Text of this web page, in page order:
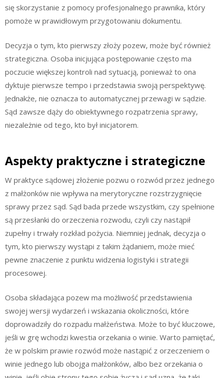
się skorzystanie z pomocy profesjonalnego prawnika, który
pomoże w prawidłowym przygotowaniu dokumentu.
Decyzja o tym, kto pierwszy złoży pozew, może być również
strategiczna. Osoba inicjująca postępowanie często ma
poczucie większej kontroli nad sytuacją, ponieważ to ona
dyktuje pierwsze tempo i przedstawia swoją perspektywę.
Jednakże, nie oznacza to automatycznej przewagi w sądzie.
Sąd zawsze dąży do obiektywnego rozpatrzenia sprawy,
niezależnie od tego, kto był inicjatorem.
Aspekty praktyczne i strategiczne
W praktyce sądowej złożenie pozwu o rozwód przez jednego
z małżonków nie wpływa na merytoryczne rozstrzygnięcie
sprawy przez sąd. Sąd bada przede wszystkim, czy spełnione
są przesłanki do orzeczenia rozwodu, czyli czy nastąpił
zupełny i trwały rozkład pożycia. Niemniej jednak, decyzja o
tym, kto pierwszy wystąpi z takim żądaniem, może mieć
pewne znaczenie z punktu widzenia logistyki i strategii
procesowej.
Osoba składająca pozew ma możliwość przedstawienia
swojej wersji wydarzeń i wskazania okoliczności, które
doprowadziły do rozpadu małżeństwa. Może to być kluczowe,
jeśli w grę wchodzi kwestia orzekania o winie. Warto pamiętać,
że w polskim prawie rozwód może nastąpić z orzeczeniem o
winie jednego lub obojga małżonków, albo bez orzekania o